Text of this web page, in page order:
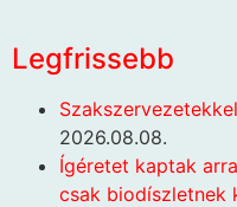
Legfrissebb
2026.08.08.
Ígéretet kaptak
csak biodíszletnek